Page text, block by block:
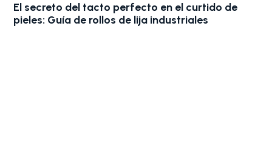
El secreto del tacto perfecto en el curtido de
pieles: Guía de rollos de lija industriales